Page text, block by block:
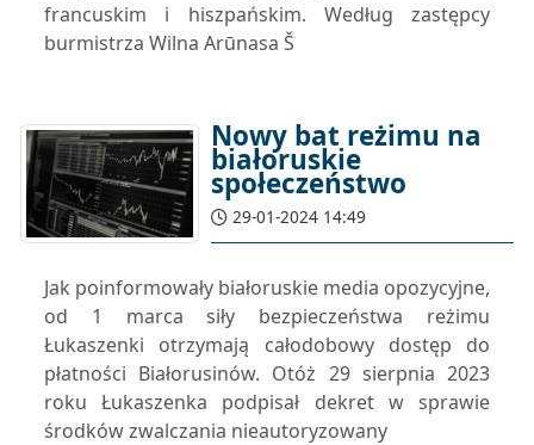
francuskim i hiszpańskim. Według zastępcy
burmistrza Wilna Arūnasa Š
Nowy bat reżimu na
białoruskie
społeczeństwo
29-01-2024 14:49
Jak poinformowały białoruskie media opozycyjne,
od 1 marca siły bezpieczeństwa reżimu
Łukaszenki otrzymają całodobowy dostęp do
płatności Białorusinów. Otóż 29 sierpnia 2023
roku Łukaszenka podpisał dekret w sprawie
środków zwalczania nieautoryzowany